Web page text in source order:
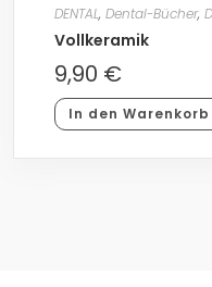
DENTAL, Dental-Bücher,
Vollkeramik
9,90 €
In den Warenkorb